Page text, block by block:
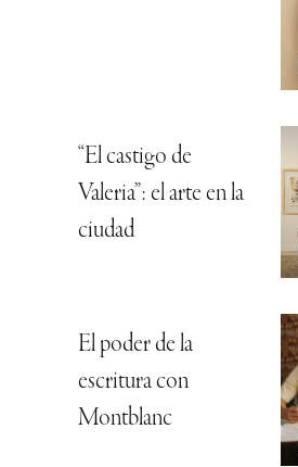
“El castigo de
Valeria”: el arte en la
ciudad
El poder de la
escritura con
Montblanc